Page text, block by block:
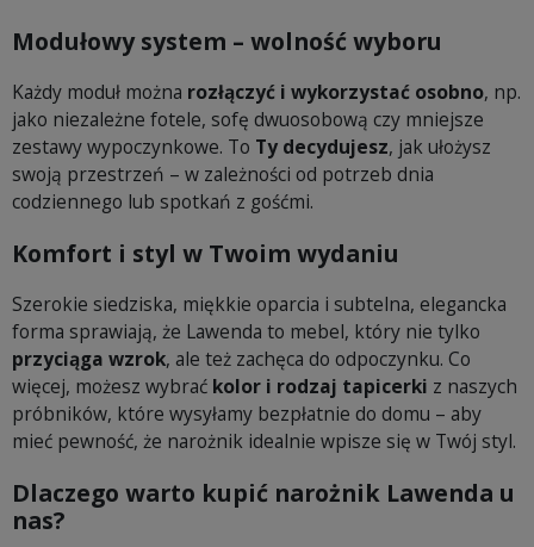
Modułowy system – wolność wyboru
Każdy moduł można rozłączyć i wykorzystać osobno, np.
jako niezależne fotele, sofę dwuosobową czy mniejsze
zestawy wypoczynkowe. To Ty decydujesz, jak ułożysz
swoją przestrzeń – w zależności od potrzeb dnia
codziennego lub spotkań z gośćmi.
Komfort i styl w Twoim wydaniu
Szerokie siedziska, miękkie oparcia i subtelna, elegancka
forma sprawiają, że Lawenda to mebel, który nie tylko
przyciąga wzrok, ale też zachęca do odpoczynku. Co
więcej, możesz wybrać kolor i rodzaj tapicerki z naszych
próbników, które wysyłamy bezpłatnie do domu – aby
mieć pewność, że narożnik idealnie wpisze się w Twój styl.
Dlaczego warto kupić narożnik Lawenda u
nas?